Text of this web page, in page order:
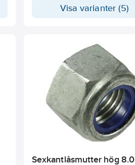
Visa varianter (5)
Sexkantlåsmutter hög 8.0